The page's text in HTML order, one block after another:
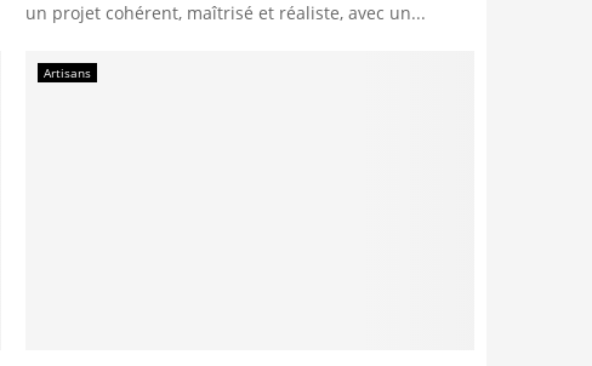
un projet cohérent, maîtrisé et réaliste, avec un...
Artisans